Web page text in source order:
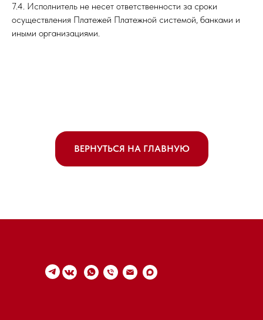
7.4. Исполнитель не несет ответственности за сроки
осуществления Платежей Платежной системой, банками и
иными организациями.
ВЕРНУТЬСЯ НА ГЛАВНУЮ